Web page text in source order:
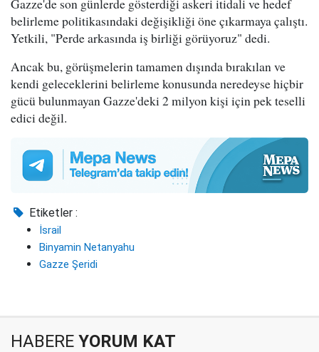
Gazze'de son günlerde gösterdiği askeri itidali ve hedef
belirleme politikasındaki değişikliği öne çıkarmaya çalıştı.
Yetkili, "Perde arkasında iş birliği görüyoruz" dedi.
Ancak bu, görüşmelerin tamamen dışında bırakılan ve
kendi geleceklerini belirleme konusunda neredeyse hiçbir
gücü bulunmayan Gazze'deki 2 milyon kişi için pek teselli
edici değil.
Etiketler :
İsrail
Binyamin Netanyahu
Gazze Şeridi
HABERE YORUM KAT